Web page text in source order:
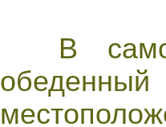
В самом